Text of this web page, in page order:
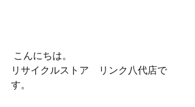
こんにちは。
リサイクルストア　リンク八代店で
す。